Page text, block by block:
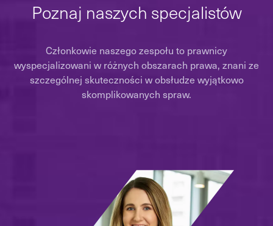
Poznaj naszych specjalistów
Członkowie naszego zespołu to prawnicy
wyspecjalizowani w różnych obszarach prawa, znani ze
szczególnej skuteczności w obsłudze wyjątkowo
skomplikowanych spraw.